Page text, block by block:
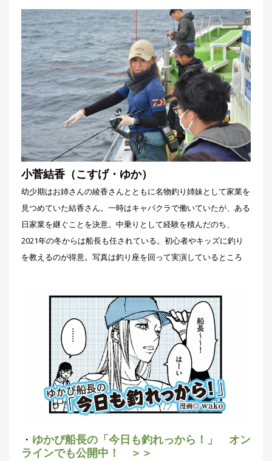
小菅結香（こすげ・ゆか）
幼少期はお姉さんの綾香さんとともに名物釣り姉妹として家業を
見つめていた結香さん。一時はキャバクラで働いていたが、ある
日家業を継ぐことを決意。中乗りとして経験を積んだのち、
2021年の冬からは船長も任されている。初心者やキッズに釣り
を教えるのが得意。写真は釣り座を回って実演しているところ
・ ゆかぴ船長の「今日も釣れっから！」 オン
ラインでも公開中！ ＞＞
🐟 Basser （バ
ス釣り）
Northanglers （北
海道）
月
刊
つ
り
人
ブ
ロ
グ
せ